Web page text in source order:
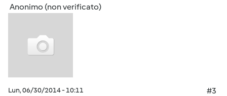
Anonimo (non verificato)
Lun, 06/30/2014 - 10:11
#3